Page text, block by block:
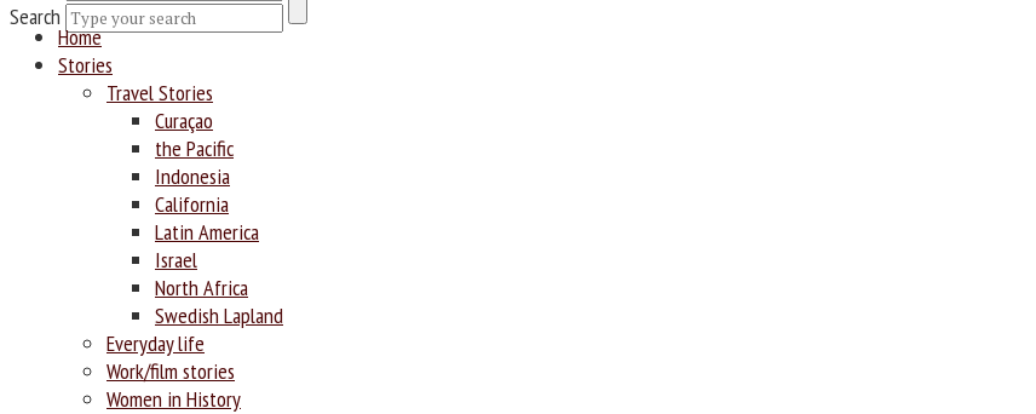
Search
Home
Stories
Travel Stories
Curaçao
the Pacific
Indonesia
California
Latin America
Israel
North Africa
Swedish Lapland
Everyday life
Work/film stories
Women in History